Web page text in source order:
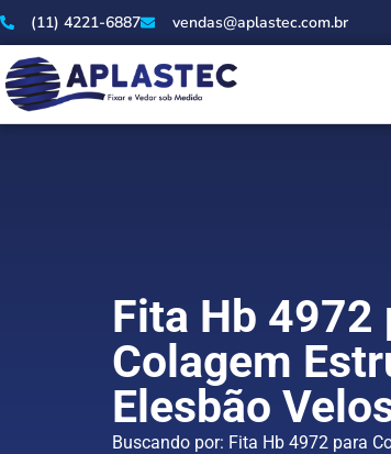
(11) 4221-6887 vendas@aplastec.com.br
Fita Hb 4972
Colagem
Elesbão
Buscando por: Fita Hb 4972 para